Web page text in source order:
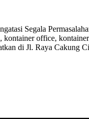
Segala
office,
di Jl. Raya Cakung